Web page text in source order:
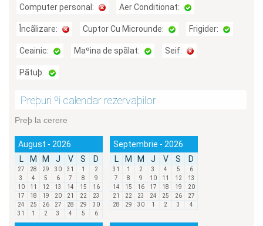
Computer personal: Aer Conditionat:
Încãlizare: Cuptor Cu Microunde: Frigider:
Ceainic: Maºina de spãlat: Seif:
Pãtuþ:
Preþuri ºi calendar rezervaþilor
Preþ la cerere
August - 2026
L
M M J V S D
27 28 29 30 31 1
2
3
4 5 6 7 8
9
10
11 12 13 14 15
16
17
18 19 20 21 22
23
24
25 26 27 28 29
30
31
1 2 3 4 5 6
Septembrie - 2026
L
M M J V S D
31 1 2 3 4 5
6
7
8 9 10 11 12
13
14
15 16 17 18 19
20
21
22 23 24 25 26
27
28
29 30 1 2 3 4